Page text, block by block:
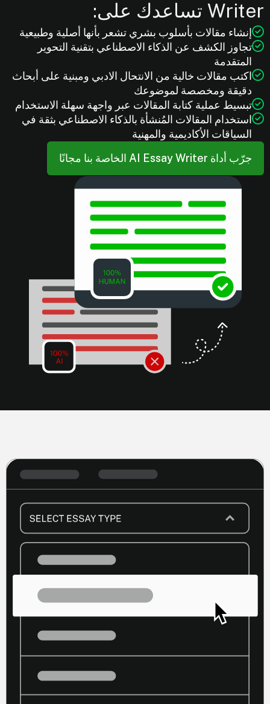
Writer تساعدك على:
إنشاء مقالات بأسلوب بشري تشعر بأنها أصلية وطبيعية
تجاوز الكشف عن الذكاء الاصطناعي بتقنية التحوير
المتقدمة
اكتب مقالات خالية من الانتحال الادبي ومبنية على أبحاث
دقيقة ومخصصة لموضوعك
تبسيط عملية كتابة المقالات عبر واجهة سهلة الاستخدام
استخدام المقالات المُنشأة بالذكاء الاصطناعي بثقة في
السياقات الأكاديمية والمهنية
جرّب أداة AI Essay Writer الخاصة بنا مجانًا